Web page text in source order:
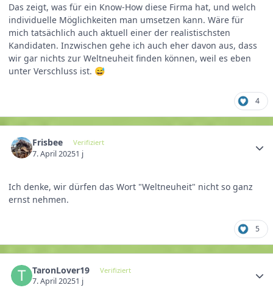
Das zeigt, was für ein Know-How diese Firma hat, und welch
individuelle Möglichkeiten man umsetzen kann. Wäre für
mich tatsächlich auch aktuell einer der realistischsten
Kandidaten. Inzwischen gehe ich auch eher davon aus, dass
wir gar nichts zur Weltneuheit finden können, weil es eben
unter Verschluss ist. 😅
4
Frisbee Verifiziert
7. April 20251 j
Ich denke, wir dürfen das Wort "Weltneuheit" nicht so ganz
ernst nehmen.
5
TaronLover19 Verifiziert
7. April 20251 j